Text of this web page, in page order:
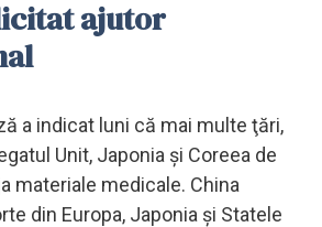
ajutor
a indicat luni că mai multe ţări,
Unit, Japonia şi Coreea de
materiale medicale. China
din Europa, Japonia şi Statele